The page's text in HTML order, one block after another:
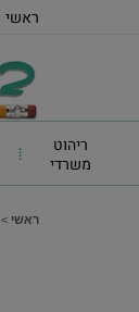
ראשי
ריהוט
משרדי
ראשי >